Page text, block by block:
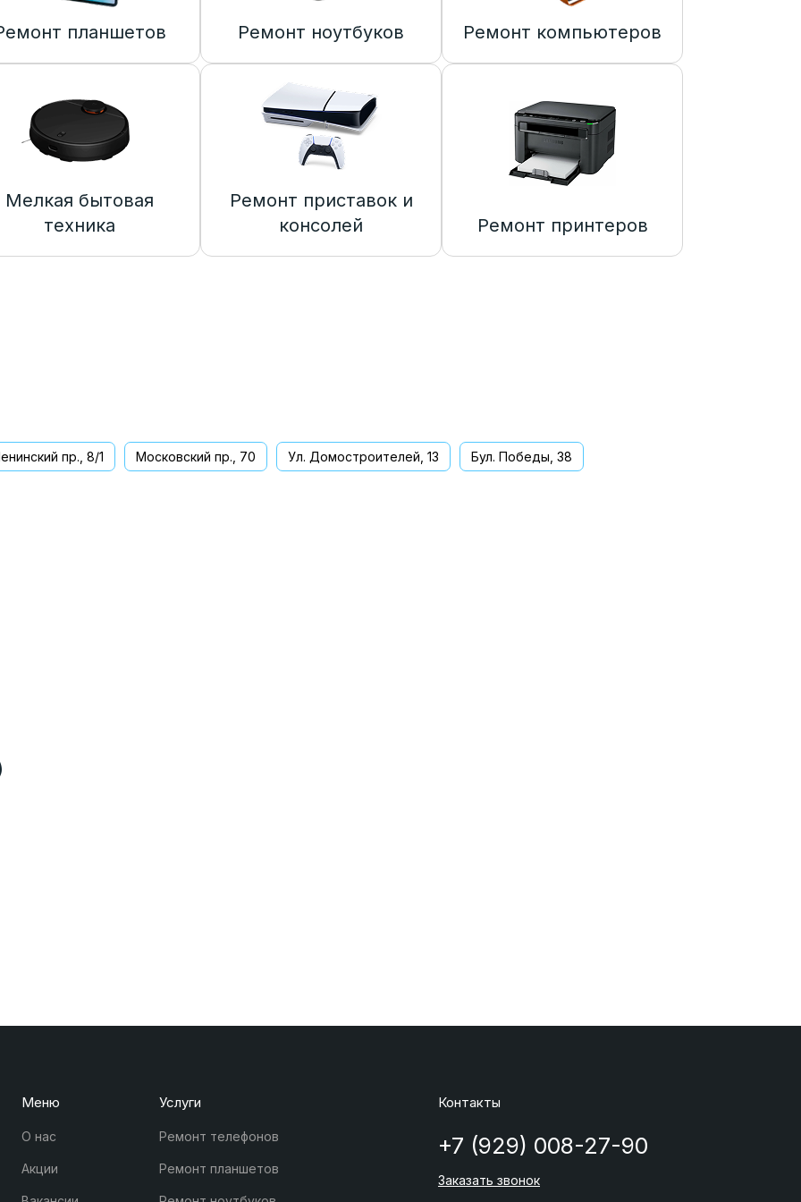
планшетов Ремонт ноутбуков Ремонт компьютеров
Мелкая бытовая
техника
Ремонт приставок и
консолей
Ремонт принтеров
пр., 8/1 Московский пр., 70 Ул. Домостроителей, 13 Бул. Победы, 38
Меню
О нас
Акции
Услуги
Ремонт телефонов
Ремонт планшетов
Контакты
+7 (929) 008-27-90
Заказать звонок